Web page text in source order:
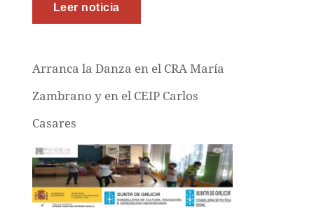
Leer noticia
Arranca la Danza en el CRA María
Zambrano y en el CEIP Carlos
Casares